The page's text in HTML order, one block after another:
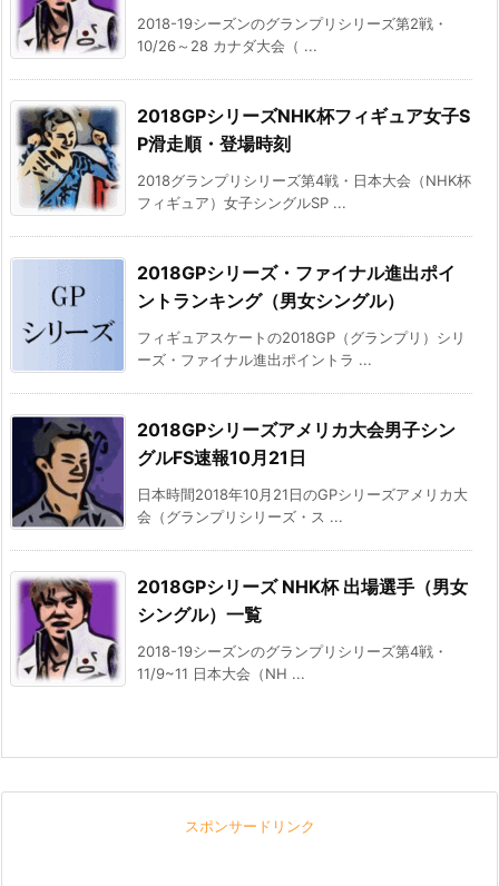
2018-19シーズンのグランプリシリーズ第2戦・
10/26～28 カナダ大会（ ...
2018GPシリーズNHK杯フィギュア女子S
P滑走順・登場時刻
2018グランプリシリーズ第4戦・日本大会（NHK杯
フィギュア）女子シングルSP ...
2018GPシリーズ・ファイナル進出ポイ
ントランキング（男女シングル）
フィギュアスケートの2018GP（グランプリ）シリ
ーズ・ファイナル進出ポイントラ ...
2018GPシリーズアメリカ大会男子シン
グルFS速報10月21日
日本時間2018年10月21日のGPシリーズアメリカ大
会（グランプリシリーズ・ス ...
2018GPシリーズ NHK杯 出場選手（男女
シングル）一覧
2018-19シーズンのグランプリシリーズ第4戦・
11/9~11 日本大会（NH ...
スポンサードリンク